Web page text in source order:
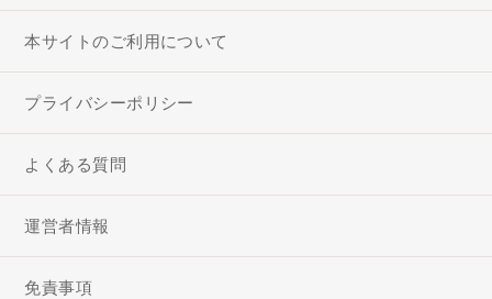
本サイトのご利用について
プライバシーポリシー
よくある質問
運営者情報
免責事項